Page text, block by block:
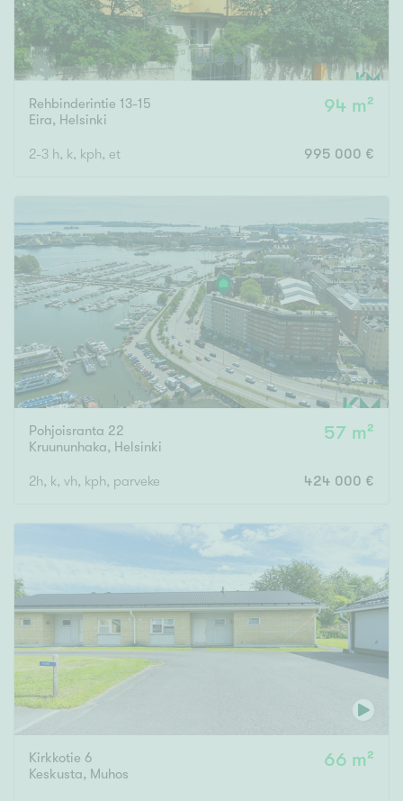
Rehbinderintie 13-15
Eira, Helsinki
94 m²
2-3 h, k, kph, et 995 000 €
Pohjoisranta 22
Kruununhaka, Helsinki
57 m²
2h, k, vh, kph, parveke 424 000 €
Kirkkotie 6
Keskusta, Muhos
66 m²